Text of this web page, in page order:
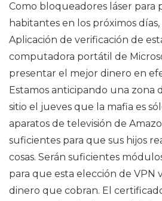
Como bloqueadores láser para
habitantes en los próximos
Aplicación de verificación de
computadora portátil de
presentar el mejor dinero en
Estamos anticipando una zona
sitio el jueves que la mafia es
aparatos de televisión de
suficientes para que sus hijos
cosas. Serán suficientes
para que esta elección de VPN
dinero que cobran. El